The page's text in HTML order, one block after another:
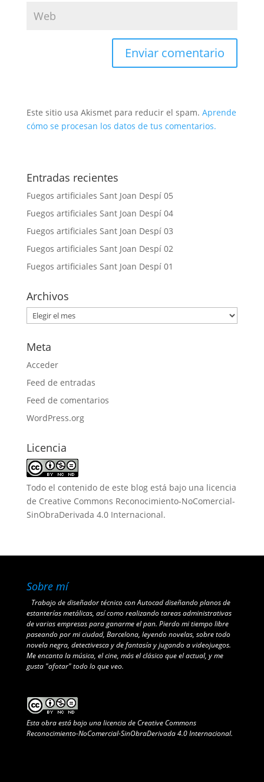
Este sitio usa Akismet para reducir el spam. Aprende
cómo se procesan los datos de tus comentarios.
Entradas recientes
Fuegos artificiales Sant Joan Despí 05
Fuegos artificiales Sant Joan Despí 04
Fuegos artificiales Sant Joan Despí 03
Fuegos artificiales Sant Joan Despí 02
Fuegos artificiales Sant Joan Despí 01
Archivos
Archivos
Meta
Acceder
Feed de entradas
Feed de comentarios
WordPress.org
Licencia
Todo el contenido de este blog está bajo una licencia
de Creative Commons Reconocimiento-NoComercial-
SinObraDerivada 4.0 Internacional.
Sobre mí
Trabajo de diseñador técnico con Autocad diseñando planos de
estanterías metálicas, así como realizando tareas administrativas
de varias empresas para ganarme el pan. Pierdo mi tiempo libre
paseando por mi ciudad, Barcelona, leyendo novelas, sobre todo
novela negra, detectivesca y de fantasía y jugando a videojuegos.
Me encanta la música, el cine, más el clásico que el actual, y me
gusta "afotar" todo lo que veo.
Esta obra está bajo unalicencia de Creative Commons
Reconocimiento-NoComercial-SinObraDerivada 4.0 Internacional.